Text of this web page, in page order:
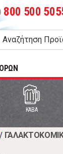
800 500
ΚΑΒΑ
/